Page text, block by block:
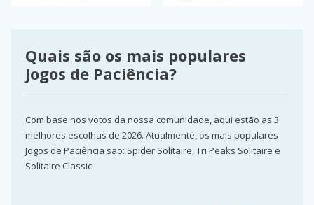
Quais são os mais populares
Jogos de Paciência?
Com base nos votos da nossa comunidade, aqui estão as 3
melhores escolhas de 2026. Atualmente, os mais populares
Jogos de Paciência são: Spider Solitaire, Tri Peaks Solitaire e
Solitaire Classic.